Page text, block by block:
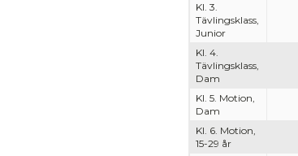
Kl. 3.
Tävlingsklass,
Junior
Kl. 4.
Tävlingsklass,
Dam
Kl. 5. Motion,
Dam
Kl. 6. Motion,
15-29 år